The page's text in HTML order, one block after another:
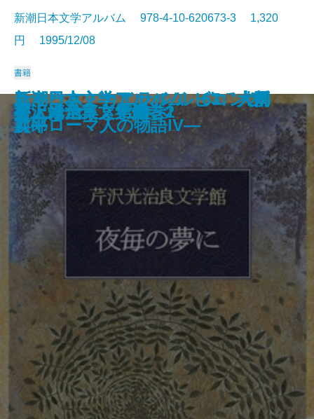
桂離宮
新潮日本文学アルバム 60 小川
未明
井上靖全集 第十一巻
五重塔はなぜ倒れないか
芹沢光治良文学館 3
井上靖全集 第十巻
さよならバードランド―あるジャ
ズ・ミュージシャンの回想―
新潮日本文学アルバム 64 中野
重治
井上靖全集 第九巻
新潮日本文学アルバム 69 吉田
健一
新潮日本文学アルバム 978-4-10-620673-3 1,320
円 1995/12/08
書籍
芹沢光治良文学館 2
井上靖全集 第八巻
名人は危うきに遊ぶ
新潮日本文学アルバム 63 大佛
次郎
井上靖全集 第七巻
檀
新潮日本文学アルバム 67 大岡
昇平
芹沢光治良文学館 1
井上靖全集 第六巻
ユリウス・カエサル ルビコン以
前―ローマ人の物語IV―